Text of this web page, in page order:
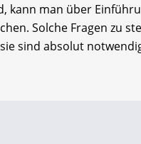
kann man über
Solche Fragen zu
sind absolut